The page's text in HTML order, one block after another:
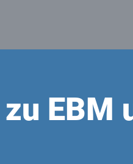
EBM